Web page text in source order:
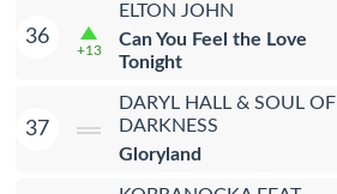
36
+13
ELTON JOHN
Can You Feel the Love
Tonight
37
DARYL HALL & SOUL OF
DARKNESS
Gloryland